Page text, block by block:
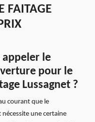
FAITAGE
appeler le
pour le
Lussagnet ?
courant que le
une certaine